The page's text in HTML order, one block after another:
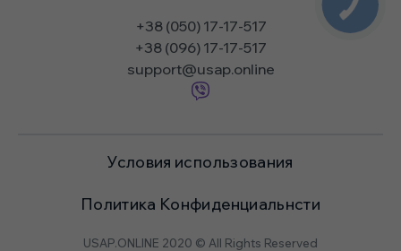
+38 (050) 17-17-517
+38 (096) 17-17-517
support@usap.online
USAP.ONLINE 2020 © All Rights Reserved
Условия использования
Политика Конфиденциальнсти
КНОПКА
ЗВ'ЯЗКУ